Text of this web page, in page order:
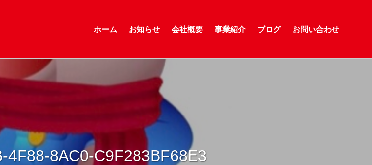
ホーム お知らせ 会社概要 事業紹介 ブログ お問い合わせ
4F88-8AC0-C9F283BF68E3